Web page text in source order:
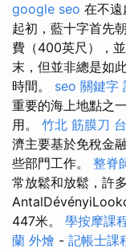
google seo 在不遠
起初，藍十字首先
費（400英尺），
末，但並非總是如
時間。 seo 關鍵字
重要的海上地點之
用。 竹北 筋膜刀
濟主要基於免稅金
些部門工作。 整脊
常放鬆和放鬆，許
447米。 學按摩課
蘭 外燴 - 記帳士課